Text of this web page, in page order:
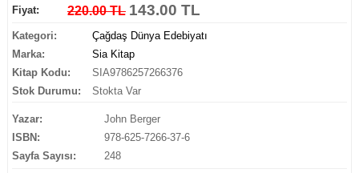
Fiyat: 220.00 TL 143.00 TL
Kategori:
Çağdaş Dünya Edebiyatı
Marka:
Sia Kitap
Kitap Kodu:
SIA9786257266376
Stok Durumu:
Stokta Var
Yazar:
John Berger
ISBN:
978-625-7266-37-6
Sayfa Sayısı:
248